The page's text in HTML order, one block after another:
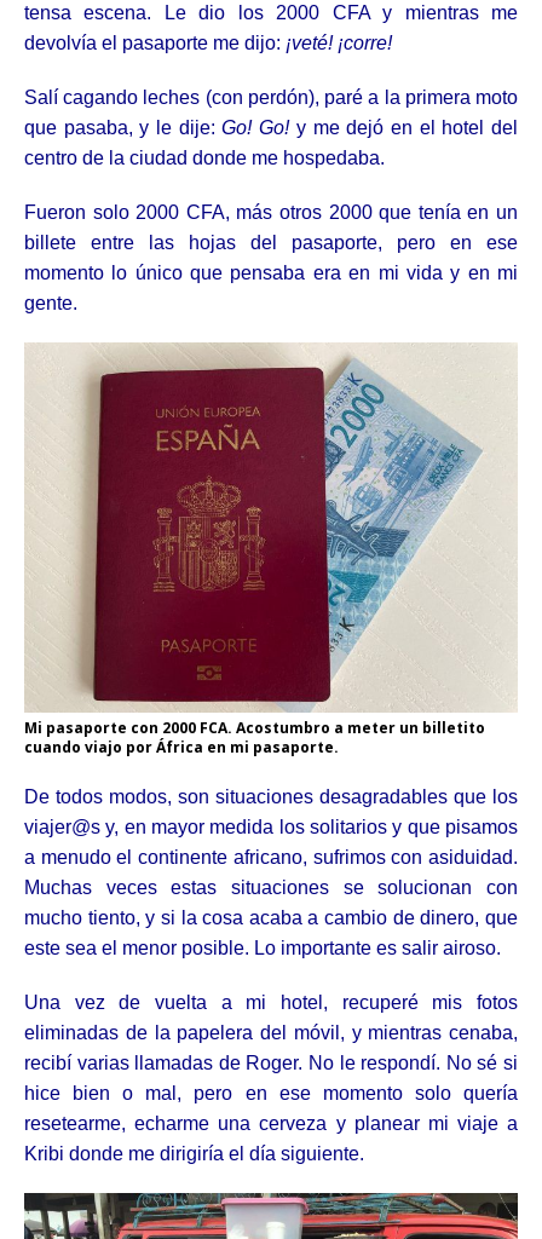
tensa escena. Le dio los 2000 CFA y mientras me
devolvía el pasaporte me dijo: ¡veté! ¡corre!
Salí cagando leches (con perdón), paré a la primera moto
que pasaba, y le dije:Go! Go!y me dejó en el hotel del
centro de la ciudad donde me hospedaba.
Fueron solo 2000 CFA, más otros 2000 que tenía en un
billete entre las hojas del pasaporte, pero en ese
momento lo único que pensaba era en mi vida y en mi
gente.
Mi pasaporte con 2000 FCA. Acostumbro a meter un billetito
cuando viajo por África en mi pasaporte.
De todos modos, son situaciones desagradables que los
viajer@s y, en mayor medida los solitarios y que pisamos
a menudo el continente africano, sufrimos con asiduidad.
Muchas veces estas situaciones se solucionan con
mucho tiento, y si la cosa acaba a cambio de dinero, que
este sea el menor posible. Lo importante es salir airoso.
Una vez de vuelta a mi hotel, recuperé mis fotos
eliminadas de la papelera del móvil, y mientras cenaba,
recibí varias llamadas de Roger. No le respondí. No sé si
hice bien o mal, pero en ese momento solo quería
resetearme, echarme una cerveza y planear mi viaje a
Kribi donde me dirigiría el día siguiente.